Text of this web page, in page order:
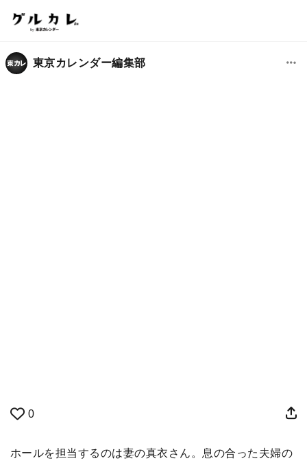
東京カレンダー編集部
0
ホールを担当するのは妻の真衣さん。息の合った夫婦の